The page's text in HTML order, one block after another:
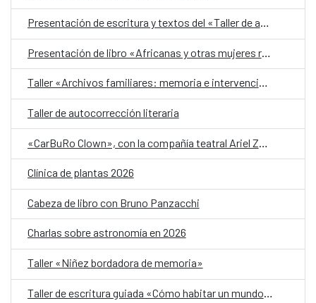
Presentación de escritura y textos del «Taller de autobiografía para mujeres 70+»
Presentación de libro «Africanas y otras mujeres racializadas»
Taller «Archivos familiares: memoria e intervención»
Taller de autocorrección literaria
Clínica de plantas 2026
Cabeza de libro con Bruno Panzacchi
Charlas sobre astronomía en 2026
Taller «Niñez bordadora de memoria»